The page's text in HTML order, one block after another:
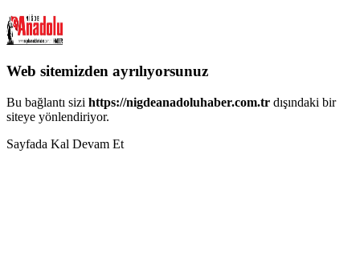
Web sitemizden ayrılıyorsunuz
Bu bağlantı sizi https://nigdeanadoluhaber.com.tr dışındaki bir
siteye yönlendiriyor.
Sayfada Kal Devam Et